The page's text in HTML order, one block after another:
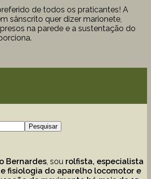
de todos os praticantes! A
sânscrito quer dizer marionete,
na parede e a sustentação do
Pesquisar
Bernardes , sou rolfista, especialista
fisiologia do aparelho locomotor e